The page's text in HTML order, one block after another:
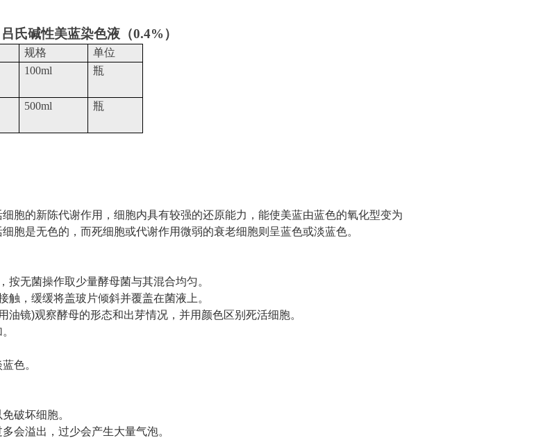
吕氏碱性美蓝染色液（0.4%）
规格
单位
100ml 瓶
500ml 瓶
胞的新陈代谢作用，细胞内具有较强的还原能力，能使美蓝由蓝色的氧化型变为
胞是无色的，而死细胞或代谢作用微弱的衰老细胞则呈蓝色或淡蓝色。
按无菌操作取少量酵母菌与其混合均匀。
触，缓缓将盖玻片倾斜并覆盖在菌液上。
油镜)观察酵母的形态和出芽情况，并用颜色区别死活细胞。
色。
破坏细胞。
会溢出，过少会产生大量气泡。